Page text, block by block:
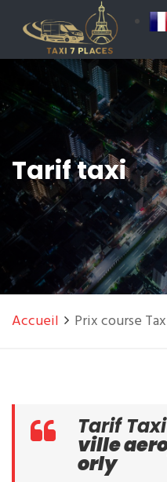
Tarif taxi
Accueil Prix course
Tarif
ville
orly